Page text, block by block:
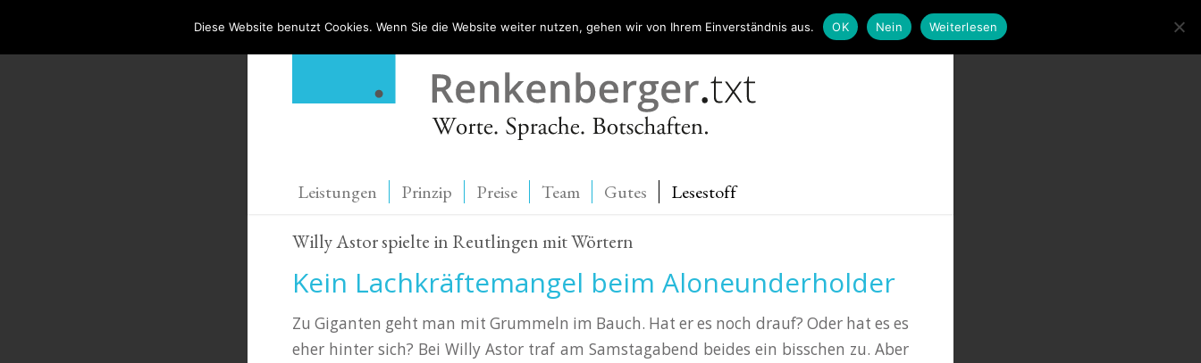
Leistungen Prinzip Preise Team Gutes Lesestoff
Willy Astor spielte in Reutlingen mit Wörtern
Kein Lachkräftemangel beim Aloneunderholder
Zu Giganten geht man mit Grummeln im Bauch. Hat er es noch drauf? Oder hat es es
eher hinter sich? Bei Willy Astor traf am Samstagabend beides ein bisschen zu. Aber
Diese Website benutzt Cookies. Wenn Sie die Website weiter nutzen, gehen wir von Ihrem Einverständnis aus. OK Nein Weiterlesen